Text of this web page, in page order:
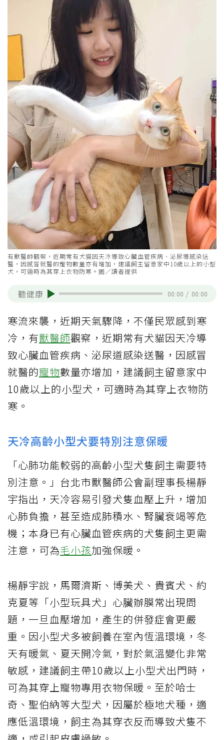
有獸醫師觀察，近期常有犬貓因天冷導致心臟血管疾病、泌尿導感染送
醫，因感冒就醫的寵物數量亦有增加，建議飼主留意家中10歲以上的小型
犬，可適時為其穿上衣物防寒。圖／讀者提供
聽健康 00:00 / 00:00
寒流來襲，近期天氣驟降，不僅民眾感到寒
冷，有獸醫師觀察，近期常有犬貓因天冷導
致心臟血管疾病、泌尿道感染送醫，因感冒
就醫的寵物數量亦增加，建議飼主留意家中
10歲以上的小型犬，可適時為其穿上衣物防
寒。
天冷高齡小型犬要特別注意保暖
「心肺功能較弱的高齡小型犬隻飼主需要特
別注意。」台北市獸醫師公會副理事長楊靜
宇指出，天冷容易引發犬隻血壓上升，增加
心肺負擔，甚至造成肺積水、腎臟衰竭等危
機；本身已有心臟血管疾病的犬隻飼主更需
注意，可為毛小孩加強保暖。
楊靜宇說，馬爾濟斯、博美犬、貴賓犬、約
克夏等「小型玩具犬」心臟辦膜常出現問
題，一旦血壓增加，產生的併發症會更嚴
重。因小型犬多被飼養在室內恆溫環境，冬
天有暖氣、夏天開冷氣，對於氣溫變化非常
敏感，建議飼主帶10歲以上小型犬出門時，
可為其穿上寵物專用衣物保暖。至於哈士
奇、聖伯納等大型犬，因屬於極地犬種，適
應低溫環境，飼主為其穿衣反而導致犬隻不